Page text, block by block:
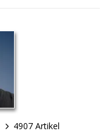
4907 Artikel